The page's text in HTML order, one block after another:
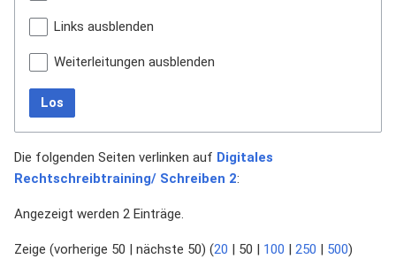
Links ausblenden
Weiterleitungen ausblenden
Los
Die folgenden Seiten verlinken auf Digitales
Rechtschreibtraining/ Schreiben 2:
Angezeigt werden 2 Einträge.
Zeige (vorherige 50 nächste 50) (20 50 100 250 500)